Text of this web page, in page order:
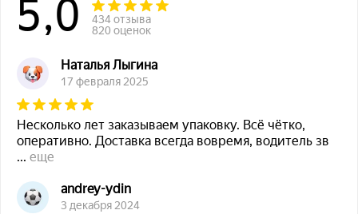
5,0
434 отзыва
820 оценок
Наталья Лыгина
17 февраля 2025
Несколько лет заказываем упаковку. Всё чётко,
оперативно. Доставка всегда вовремя, водитель зв
... еще
andrey-ydin
3 декабря 2024